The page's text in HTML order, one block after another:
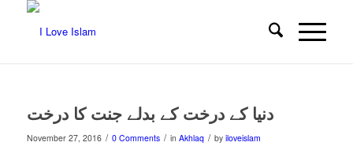
دنیا کے درخت کے بدلے جنت کا درخت
November 27, 2016 / 0 Comments / in Akhlaq / by iloveislam